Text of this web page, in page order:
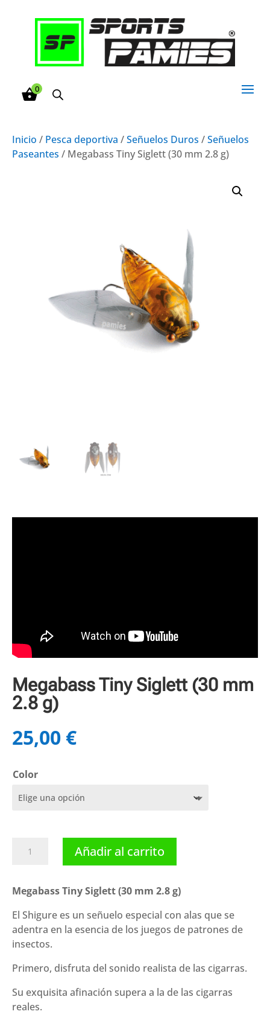
0
Inicio / Pesca deportiva /Señuelos Duros /Señuelos
Paseantes / Megabass Tiny Siglett (30 mm 2.8 g)
Megabass Tiny Siglett (30 mm
2.8 g)
25,00 €
Color
(30
2.8
g)
cantidad
Añadir al carrito
Megabass Tiny Siglett (30 mm 2.8 g)
El Shigure es un señuelo especial con alas que se
adentra en la esencia de los juegos de patrones de
insectos.
Primero, disfruta del sonido realista de las cigarras.
Su exquisita afinación supera a la de las cigarras
reales.